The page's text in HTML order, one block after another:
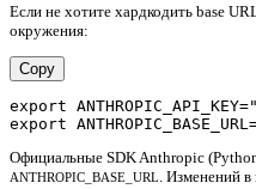
Если не хотите хардкодить base
окружения:
Copy
export
Официальные SDK Anthropic
ANTHROPIC_BASE_URL . Изменений